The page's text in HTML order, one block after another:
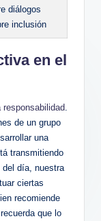
diálogos
inclusión
en ⁢el
.
de un grupo
una
transmitiendo
⁣del día, nuestra
ciertas
recomiende
que lo